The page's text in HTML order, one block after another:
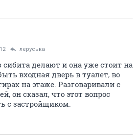
леруська
сибита делают и она уже стоит на
входная дверь в туалет, во
на этаже. Разговаривали с
он сказал, что этот вопрос
с застройщиком.